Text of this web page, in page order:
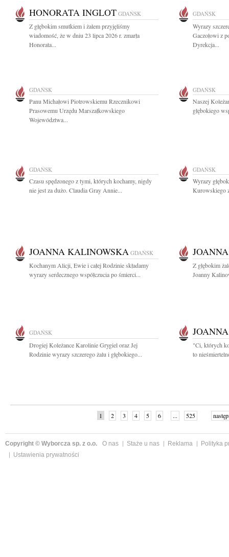
HONORATA INGLOT GDAŃSK
Z głębokim smutkiem i żalem przyjęliśmy
wiadomość, że w dniu 23 lipca 2026 r. zmarła
Honorata...
GDAŃSK
Wyrazy
Gaczołowi z
Dyrekcja...
GDAŃSK
Panu Michałowi Piotrowskiemu Rzecznikowi
Prasowemu Urzędu Marszałkowskiego
Województwa...
GDAŃSK
Naszej
głębokiego
GDAŃSK
Czasu spędzonego z tymi, których kochamy, nigdy
nie jest za dużo. Claudia Gray Annie...
GDAŃSK
Wyrazy
Kurowskiego
JOANNA KALINOWSKA GDAŃSK
Kochanym Alicji, Ewie i całej Rodzinie składamy
wyrazy serdecznego współczucia po śmierci...
Z głębokim
Joanny
GDAŃSK
Drogiej Koleżance Karolinie Grygiel oraz Jej
Rodzinie wyrazy szczerego żalu i głębokiego...
"Ci, których
to
1 2 3 4 5 6 ... 525
Copyright © Wyborcza sp. z o.o. O nas Staże u nas Reklama
Polityka
Ustawienia prywatności